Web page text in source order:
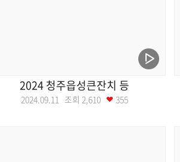
2024 청주읍성큰잔치 등
2024.09.11 조회 2,610 355